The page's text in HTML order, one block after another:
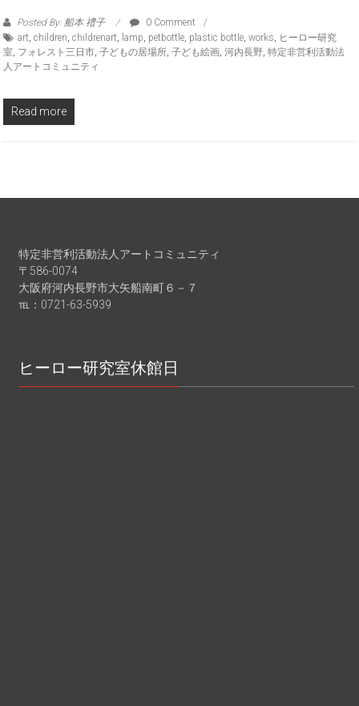
Posted By: 船本 禮子
0 Comment
art,children,childrenart, lamp, petbottle, plastic bottle,works, ヒーロー研究
室, フォレスト三日市,子どもの居場所,子ども絵画,河内長野,特定非営利活動法
人アートコミュニティ
Read more
特定非営利活動法人アートコミュニティ
〒586-0074
大阪府河内長野市大矢船南町６－７
℡：0721-63-5939
ヒーロー研究室休館日